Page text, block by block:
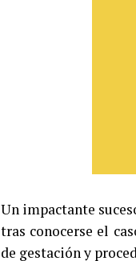
Un impactante
tras conocerse el
de gestación y